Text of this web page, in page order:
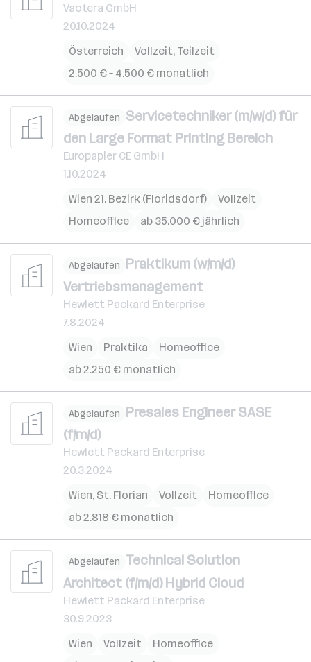
Vaotera GmbH
20.10.2024
Österreich
Vollzeit, Teilzeit
2.500 € – 4.500 € monatlich
Abgelaufen Servicetechniker (m/w/d) für
den Large Format Printing Bereich
Europapier CE GmbH
1.10.2024
Wien 21. Bezirk (Floridsdorf)
Vollzeit
Homeoffice
ab 35.000 € jährlich
Abgelaufen Praktikum (w/m/d)
Vertriebsmanagement
Hewlett Packard Enterprise
7.8.2024
Wien
Praktika
Homeoffice
ab 2.250 € monatlich
Abgelaufen Presales Engineer SASE
(f/m/d)
Hewlett Packard Enterprise
20.3.2024
Wien, St. Florian Vollzeit
Homeoffice
ab 2.818 € monatlich
Abgelaufen Technical Solution
Architect (f/m/d) Hybrid Cloud
Hewlett Packard Enterprise
30.9.2023
Wien
Vollzeit
Homeoffice